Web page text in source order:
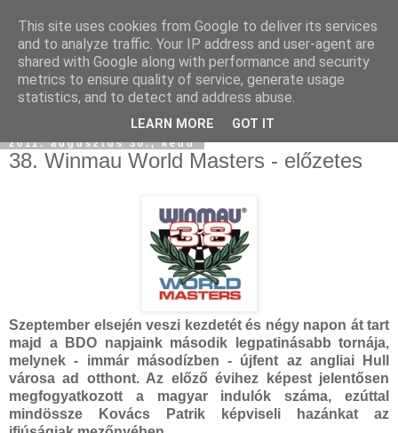
2011. augusztus 30., kedd
38. Winmau World Masters - előzetes
Szeptember elsején veszi kezdetét és négy napon át tart
majd a BDO napjaink második legpatinásabb tornája,
melynek - immár másodízben - újfent az angliai Hull
városa ad otthont. Az előző évihez képest jelentősen
megfogyatkozott a magyar indulók száma, ezúttal
mindössze Kovács Patrik képviseli hazánkat az
This site uses cookies from Google to deliver its services
and to analyze traffic. Your IP address and user-agent are
shared with Google along with performance and security
metrics to ensure quality of service, generate usage
statistics, and to detect and address abuse.
LEARN MORE GOT IT